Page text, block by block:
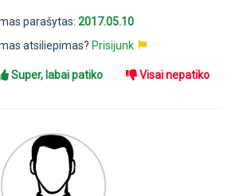
parašytas: 2017.05.10
atsiliepimas? Prisijunk
Super, labai patiko Visai nepatiko